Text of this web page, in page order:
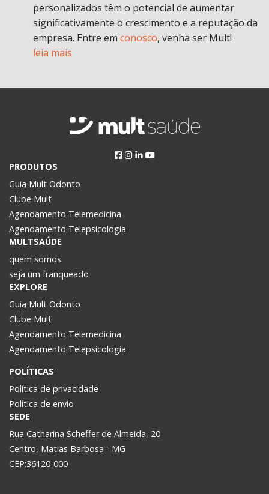
personalizados têm o potencial de aumentar
significativamente o crescimento e a reputação da
empresa. Entre em conosco, venha ser Mult!
leia mais
PRODUTOS
Guia Mult Odonto
Clube Mult
Agendamento Telemedicina
Agendamento Telepsicologia
MULTSAÚDE
quem somos
seja um franqueado
EXPLORE
Guia Mult Odonto
Clube Mult
Agendamento Telemedicina
Agendamento Telepsicologia
POLÍTICAS
Política de privacidade
Política de envio
SEDE
Rua Catharina Scheffer de Almeida, 20
Centro, Matias Barbosa - MG
CEP:36120-000